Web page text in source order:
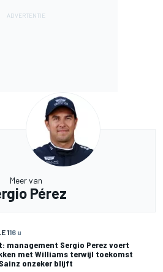
Meer van
Pérez
116 u
management Sergio Perez voert
met Williams terwijl toekomst
onzeker blijft